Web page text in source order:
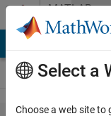
Skip to contentMATLAB
Answers
Select a
Choose a web site